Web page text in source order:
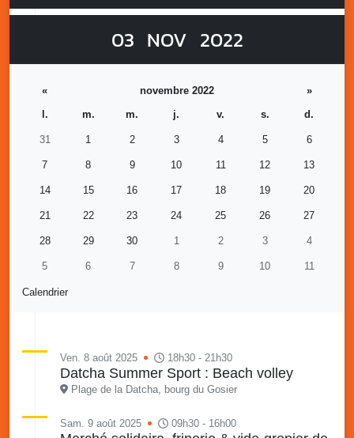
03 NOV 2022
Calendrier
« novembre 2022
»
l.
m. m. j. v. s. d.
31 1 2 3 4 5 6
7 8 9 10 11 12 13
14 15 16 17 18 19 20
21 22 23 24 25 26 27
28 29 30 1 2 3 4
5 6 7 8 9 10 11
Ven. 8 août 2025 18h30 - 21h30
Datcha Summer Sport : Beach volley
Plage de la Datcha, bourg du Gosier
Sam. 9 août 2025 09h30 - 16h00